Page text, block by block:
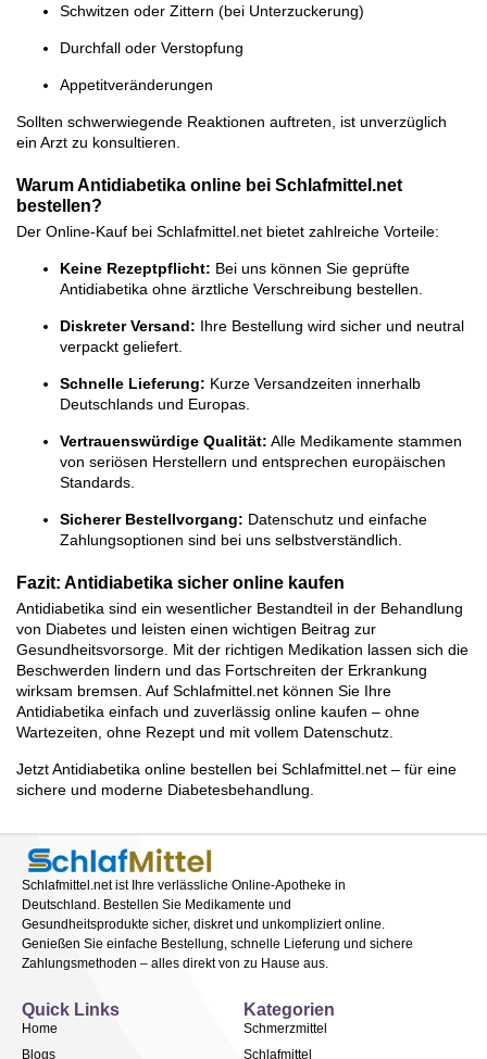
Schwitzen oder Zittern (bei Unterzuckerung)
Durchfall oder Verstopfung
Appetitveränderungen
Sollten schwerwiegende Reaktionen auftreten, ist unverzüglich
ein Arzt zu konsultieren.
Warum Antidiabetika online bei Schlafmittel.net
bestellen?
Der Online-Kauf bei Schlafmittel.net bietet zahlreiche Vorteile:
Keine Rezeptpflicht: Bei uns können Sie geprüfte
Antidiabetika ohne ärztliche Verschreibung bestellen.
Diskreter Versand: Ihre Bestellung wird sicher und neutral
verpackt geliefert.
Schnelle Lieferung: Kurze Versandzeiten innerhalb
Deutschlands und Europas.
Vertrauenswürdige Qualität: Alle Medikamente stammen
von seriösen Herstellern und entsprechen europäischen
Standards.
Sicherer Bestellvorgang: Datenschutz und einfache
Zahlungsoptionen sind bei uns selbstverständlich.
Fazit: Antidiabetika sicher online kaufen
Antidiabetika sind ein wesentlicher Bestandteil in der Behandlung
von Diabetes und leisten einen wichtigen Beitrag zur
Gesundheitsvorsorge. Mit der richtigen Medikation lassen sich die
Beschwerden lindern und das Fortschreiten der Erkrankung
wirksam bremsen. Auf Schlafmittel.net können Sie Ihre
Antidiabetika einfach und zuverlässig online kaufen – ohne
Wartezeiten, ohne Rezept und mit vollem Datenschutz.
Jetzt Antidiabetika online bestellen bei Schlafmittel.net – für eine
sichere und moderne Diabetesbehandlung.
Schlafmittel.net ist Ihre verlässliche Online-Apotheke in
Deutschland. Bestellen Sie Medikamente und
Gesundheitsprodukte sicher, diskret und unkompliziert online.
Genießen Sie einfache Bestellung, schnelle Lieferung und sichere
Zahlungsmethoden – alles direkt von zu Hause aus.
Kategorien
Schmerzmittel
Schlafmittel
Quick Links
Home
Blogs